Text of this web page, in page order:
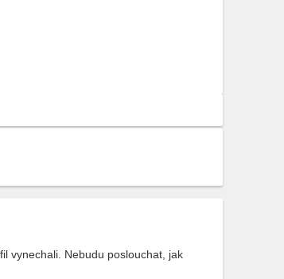
vynechali. Nebudu poslouchat, jak